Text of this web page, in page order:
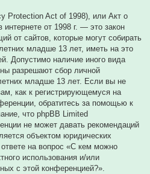
Protection Act of 1998), или Акт о
от 1998 г. — это закон
от сайтов, которые могут собирать
младше 13 лет, иметь на это
Допустимо наличие иного вида
разрешают сбор личной
младше 13 лет. Если вы не
как к регистрирующемуся на
обратитесь за помощью к
что phpBB Limited
не может давать рекомендаций
объектом юридических
на вопрос «С кем можно
использования и/или
с этой конференцией?».